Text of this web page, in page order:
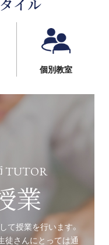
イル
個別教室
TUTOR
業
て授業を行います。
徒さんにとっては通